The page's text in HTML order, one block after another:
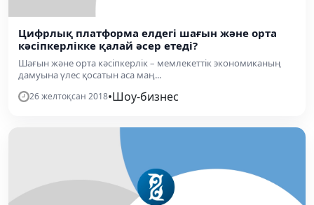
Цифрлық платформа елдегі шағын және орта
кәсіпкерлікке қалай әсер етеді?
Шағын және орта кәсіпкерлік – мемлекеттік экономиканың
дамуына үлес қосатын аса маң...
26 желтоқсан 2018•Шоу-бизнес